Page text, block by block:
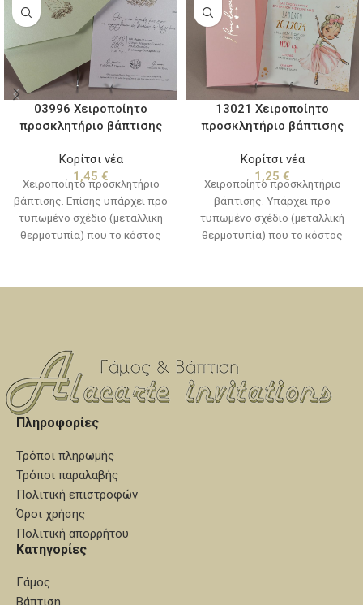
03996 Χειροποίητο
προσκλητήριο βάπτισης
Κορίτσι νέα
1,45 €
Χειροποίητο προσκλητήριο
βάπτισης. Επίσης υπάρχει προ
τυπωμένο σχέδιο (μεταλλική
θερμοτυπία) που το κόστος
της πρόσκλησης. Εξαιρούνται
ημερομηνία που θα εγκριθεί η
μακέτα.
13021 Χειροποίητο
προσκλητήριο βάπτισης
Κορίτσι νέα
1,25 €
Χειροποίητο προσκλητήριο
βάπτισης. Υπάρχει προ
τυπωμένο σχέδιο (μεταλλική
θερμοτυπία) που το κόστος
της πρόσκλησης. Εξαιρούνται
Πληροφορίες
Τρόποι πληρωμής
Τρόποι παραλαβής
Πολιτική επιστροφών
Όροι χρήσης
Πολιτική απορρήτου
Κατηγορίες
Γάμος
Βάπτιση